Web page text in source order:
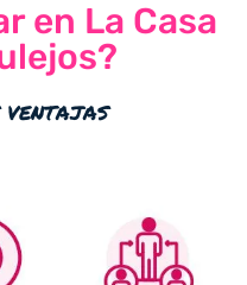
en La Casa
ventajas